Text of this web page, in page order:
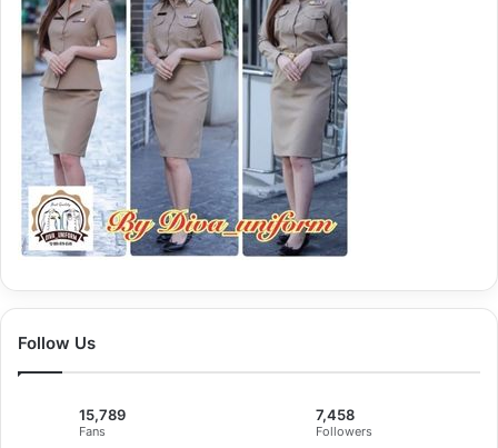
Follow Us
15,789
Fans
7,458
Followers